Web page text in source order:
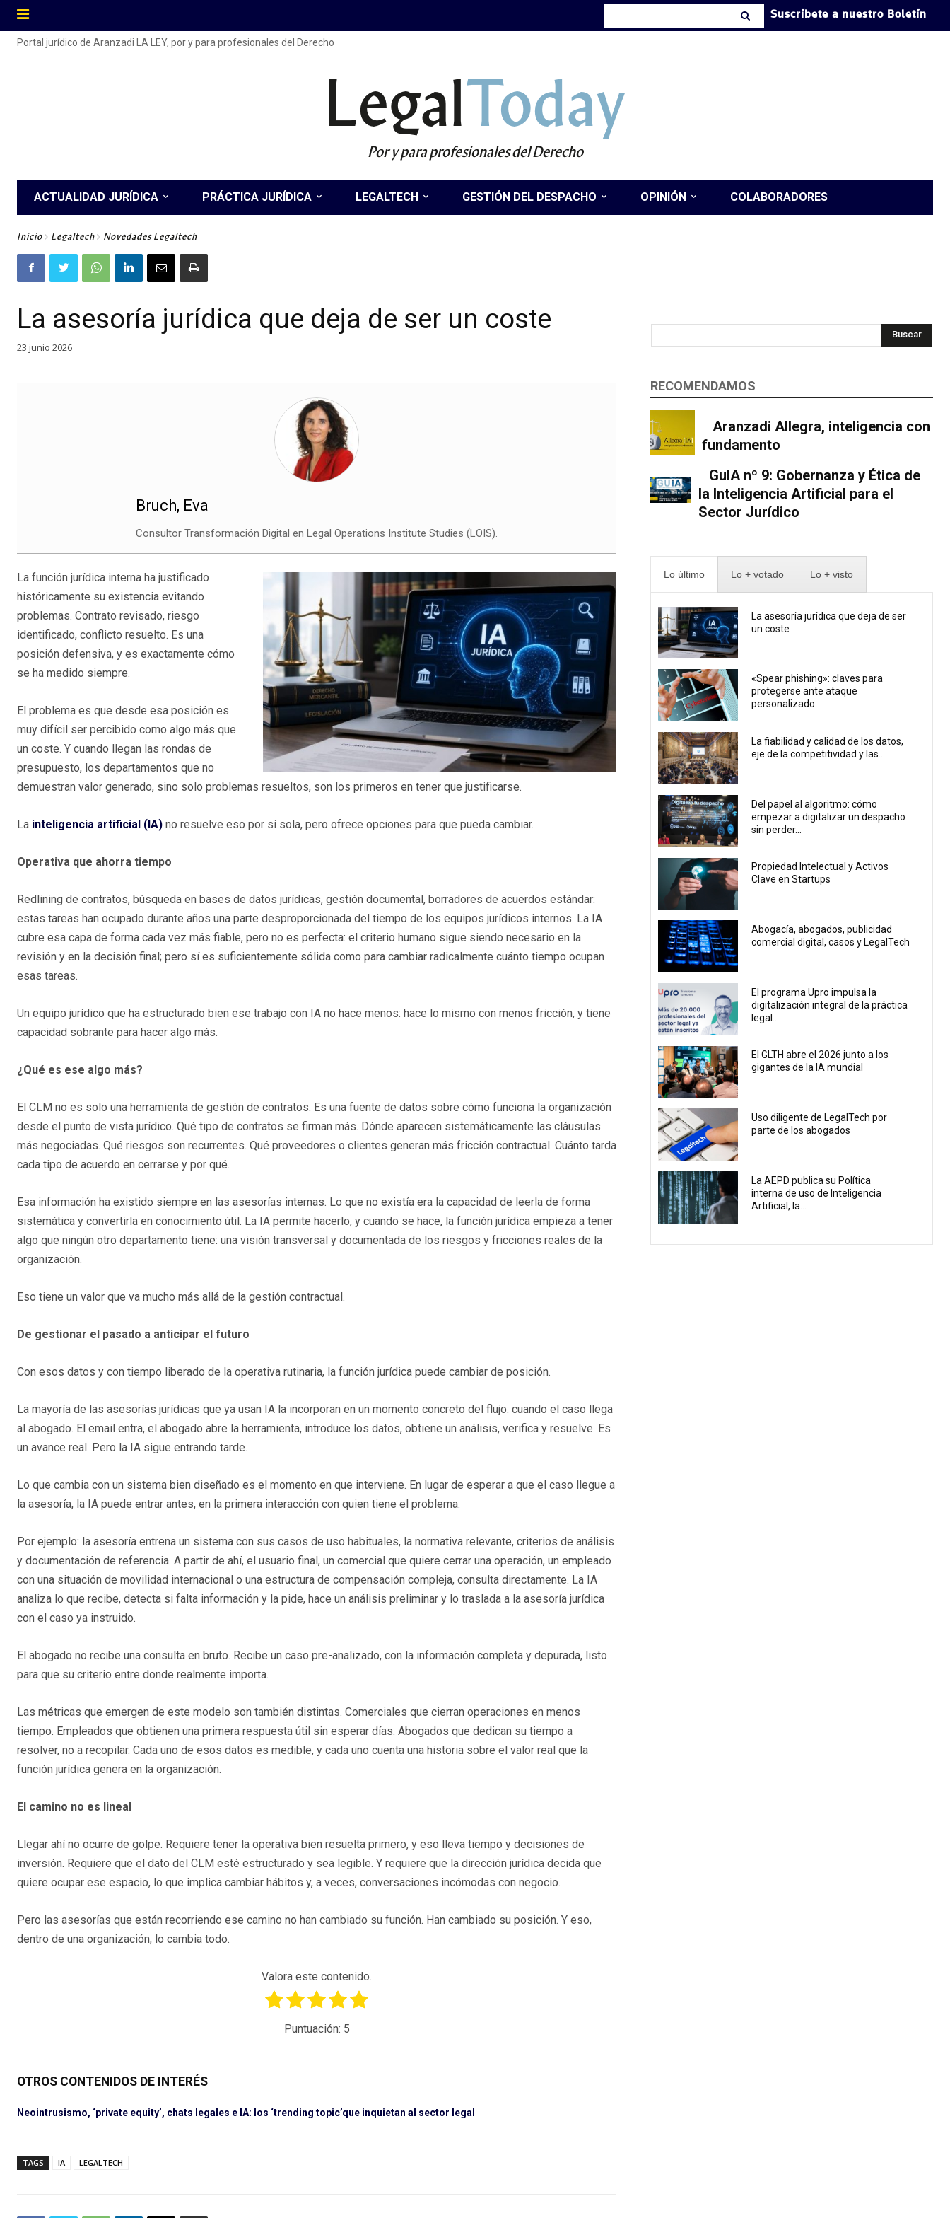
Suscríbete a nuestro Boletín
Portal jurídico de Aranzadi LA LEY, por y para profesionales del Derecho
LegalToday
Por y para profesionales del Derecho
ACTUALIDAD JURÍDICA PRÁCTICA JURÍDICA LEGALTECH GESTIÓN DEL DESPACHO OPINIÓN COLABORADORES
Inicio Legaltech Novedades Legaltech
La asesoría jurídica que deja de ser un coste
23 junio 2026
Bruch, Eva
Consultor Transformación Digital en Legal Operations Institute Studies (LOIS).
La función jurídica interna ha justificado
históricamente su existencia evitando
problemas. Contrato revisado, riesgo
identificado, conflicto resuelto. Es una
posición defensiva, y es exactamente cómo
se ha medido siempre.
El problema es que desde esa posición es
muy difícil ser percibido como algo más que
un coste. Y cuando llegan las rondas de
presupuesto, los departamentos que no
demuestran valor generado, sino solo problemas resueltos, son los primeros en tener que justificarse.
La inteligencia artificial (IA) no resuelve eso por sí sola, pero ofrece opciones para que pueda cambiar.
Operativa que ahorra tiempo
Redlining de contratos, búsqueda en bases de datos jurídicas, gestión documental, borradores de acuerdos estándar:
estas tareas han ocupado durante años una parte desproporcionada del tiempo de los equipos jurídicos internos. La IA
cubre esa capa de forma cada vez más fiable, pero no es perfecta: el criterio humano sigue siendo necesario en la
revisión y en la decisión final; pero sí es suficientemente sólida como para cambiar radicalmente cuánto tiempo ocupan
esas tareas.
Un equipo jurídico que ha estructurado bien ese trabajo con IA no hace menos: hace lo mismo con menos fricción, y tiene
capacidad sobrante para hacer algo más.
¿Qué es ese algo más?
El CLM no es solo una herramienta de gestión de contratos. Es una fuente de datos sobre cómo funciona la organización
desde el punto de vista jurídico. Qué tipo de contratos se firman más. Dónde aparecen sistemáticamente las cláusulas
más negociadas. Qué riesgos son recurrentes. Qué proveedores o clientes generan más fricción contractual. Cuánto tarda
cada tipo de acuerdo en cerrarse y por qué.
Esa información ha existido siempre en las asesorías internas. Lo que no existía era la capacidad de leerla de forma
sistemática y convertirla en conocimiento útil. La IA permite hacerlo, y cuando se hace, la función jurídica empieza a tener
algo que ningún otro departamento tiene: una visión transversal y documentada de los riesgos y fricciones reales de la
organización.
Eso tiene un valor que va mucho más allá de la gestión contractual.
De gestionar el pasado a anticipar el futuro
Con esos datos y con tiempo liberado de la operativa rutinaria, la función jurídica puede cambiar de posición.
La mayoría de las asesorías jurídicas que ya usan IA la incorporan en un momento concreto del flujo: cuando el caso llega
al abogado. El email entra, el abogado abre la herramienta, introduce los datos, obtiene un análisis, verifica y resuelve. Es
un avance real. Pero la IA sigue entrando tarde.
Lo que cambia con un sistema bien diseñado es el momento en que interviene. En lugar de esperar a que el caso llegue a
la asesoría, la IA puede entrar antes, en la primera interacción con quien tiene el problema.
Por ejemplo: la asesoría entrena un sistema con sus casos de uso habituales, la normativa relevante, criterios de análisis
y documentación de referencia. A partir de ahí, el usuario final, un comercial que quiere cerrar una operación, un empleado
con una situación de movilidad internacional o una estructura de compensación compleja, consulta directamente. La IA
analiza lo que recibe, detecta si falta información y la pide, hace un análisis preliminar y lo traslada a la asesoría jurídica
con el caso ya instruido.
El abogado no recibe una consulta en bruto. Recibe un caso pre-analizado, con la información completa y depurada, listo
para que su criterio entre donde realmente importa.
Las métricas que emergen de este modelo son también distintas. Comerciales que cierran operaciones en menos
tiempo. Empleados que obtienen una primera respuesta útil sin esperar días. Abogados que dedican su tiempo a
resolver, no a recopilar. Cada uno de esos datos es medible, y cada uno cuenta una historia sobre el valor real que la
función jurídica genera en la organización.
El camino no es lineal
Llegar ahí no ocurre de golpe. Requiere tener la operativa bien resuelta primero, y eso lleva tiempo y decisiones de
inversión. Requiere que el dato del CLM esté estructurado y sea legible. Y requiere que la dirección jurídica decida que
quiere ocupar ese espacio, lo que implica cambiar hábitos y, a veces, conversaciones incómodas con negocio.
Pero las asesorías que están recorriendo ese camino no han cambiado su función. Han cambiado su posición. Y eso,
dentro de una organización, lo cambia todo.
Valora este contenido.
Puntuación: 5
OTROS CONTENIDOS DE INTERÉS
Neointrusismo, ‘private equity’, chats legales e IA: los ‘trending topic’que inquietan al sector legal
TAGS IA LEGALTECH
Buscar
RECOMENDAMOS
Aranzadi Allegra, inteligencia con
fundamento
GuIA nº 9: Gobernanza y Ética de
la Inteligencia Artificial para el
Sector Jurídico
Lo último Lo + votado Lo + visto
La asesoría jurídica que deja de ser
un coste
«Spear phishing»: claves para
protegerse ante ataque
personalizado
La fiabilidad y calidad de los datos,
eje de la competitividad y las...
Del papel al algoritmo: cómo
empezar a digitalizar un despacho
sin perder...
Propiedad Intelectual y Activos
Clave en Startups
Abogacía, abogados, publicidad
comercial digital, casos y LegalTech
El programa Upro impulsa la
digitalización integral de la práctica
legal...
El GLTH abre el 2026 junto a los
gigantes de la IA mundial
Uso diligente de LegalTech por
parte de los abogados
La AEPD publica su Política
interna de uso de Inteligencia
Artificial, la...